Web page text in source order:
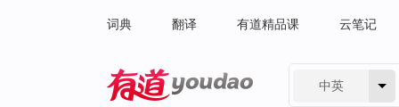
词典 翻译 有道精品课 云笔记
中英